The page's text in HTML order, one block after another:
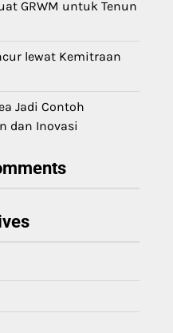
GRWM untuk Tenun
lewat Kemitraan
Jadi Contoh
dan Inovasi